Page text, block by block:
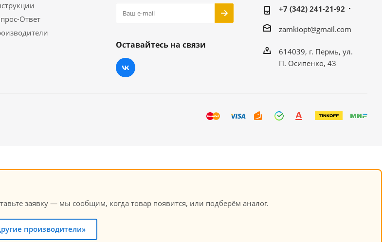
Ответ
Оставайтесь на связи
+7 (342) 241-21-92
zamkiopt@gmail.com
614039, г. Пермь, ул.
П. Осипенко, 43
заявку — мы сообщим, когда товар появится, или подберём аналог.
производители»